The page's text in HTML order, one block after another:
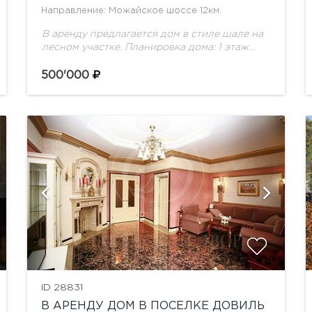
Направление: Можайское шоссе 12км.
В аренду предлагается дом в стиле шале на
лесном участке. Планировка дома: 1 этаж
вторым светом , выход на две...
500'000
ID 28831
В АРЕНДУ ДОМ В ПОСЕЛКЕ ДОВИЛЬ
показать ещё 15 фотографий